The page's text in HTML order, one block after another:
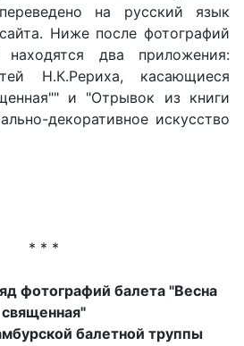
на русский язык
Ниже после фотографий
находятся два приложения:
Н.К.Рериха, касающиеся
и "Отрывок из книги
декоративное искусство
* * *
фотографий балета "Весна
священная"
балетной труппы